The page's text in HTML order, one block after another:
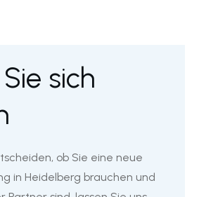
sich
ob Sie eine neue
in Heidelberg brauchen und